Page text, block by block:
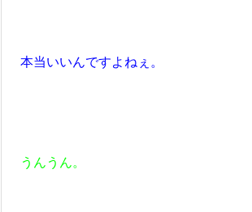
本当いいんですよねぇ。
うんうん。